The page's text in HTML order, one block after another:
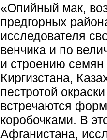
«Опийный мак,
предгорных
исследователя
венчика и по
и строению
Киргизстана,
пестротой
встречаются
коробочками. В
Афганистана,